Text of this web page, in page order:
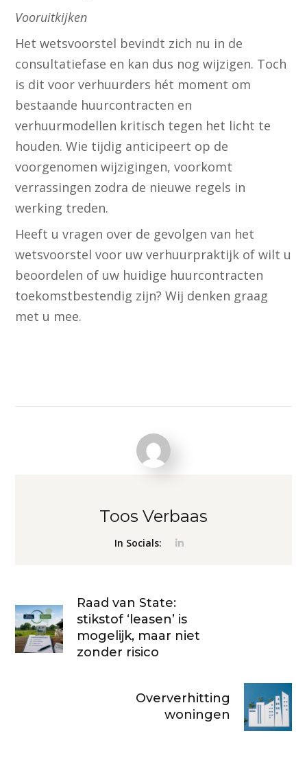
Vooruitkijken
Het wetsvoorstel bevindt zich nu in de
consultatiefase en kan dus nog wijzigen. Toch
is dit voor verhuurders hét moment om
bestaande huurcontracten en
verhuurmodellen kritisch tegen het licht te
houden. Wie tijdig anticipeert op de
voorgenomen wijzigingen, voorkomt
verrassingen zodra de nieuwe regels in
werking treden.
Heeft u vragen over de gevolgen van het
wetsvoorstel voor uw verhuurpraktijk of wilt u
beoordelen of uw huidige huurcontracten
toekomstbestendig zijn? Wij denken graag
met u mee.
Toos Verbaas
In Socials:
Raad van State:
stikstof ‘leasen’ is
mogelijk, maar niet
zonder risico
Oververhitting
woningen